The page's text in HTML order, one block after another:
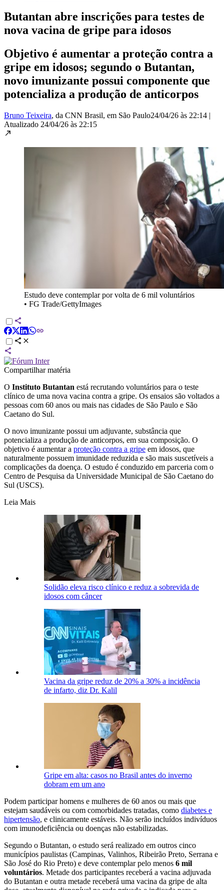
Butantan abre inscrições para testes de
nova vacina de gripe para idosos
Objetivo é aumentar a proteção contra a
gripe em idosos; segundo o Butantan,
novo imunizante possui componente que
potencializa a produção de anticorpos
Bruno Teixeira, da CNN Brasil, em São Paulo24/04/26 às 22:14 |
Atualizado 24/04/26 às 22:15
Estudo deve contemplar por volta de 6 mil voluntários
• FG Trade/GettyImages
Compartilhar matéria
O Instituto Butantan está recrutando voluntários para o teste
clínico de uma nova vacina contra a gripe. Os ensaios são voltados a
pessoas com 60 anos ou mais nas cidades de São Paulo e São
Caetano do Sul.
O novo imunizante possui um adjuvante, substância que
potencializa a produção de anticorpos, em sua composição. O
objetivo é aumentar a proteção contra a gripe em idosos, que
naturalmente possuem imunidade reduzida e são mais suscetíveis a
complicações da doença. O estudo é conduzido em parceria com o
Centro de Pesquisa da Universidade Municipal de São Caetano do
Sul (USCS).
Leia Mais
Solidão eleva risco clínico e reduz a sobrevida de
idosos com câncer
Vacina da gripe reduz de 20% a 30% a incidência
de infarto, diz Dr. Kalil
Gripe em alta: casos no Brasil antes do inverno
dobram em um ano
Podem participar homens e mulheres de 60 anos ou mais que
estejam saudáveis ou com comorbidades tratadas, como diabetes e
hipertensão, e clinicamente estáveis. Não serão incluídos indivíduos
com imunodeficiência ou doenças não estabilizadas.
Segundo o Butantan, o estudo será realizado em outros cinco
municípios paulistas (Campinas, Valinhos, Ribeirão Preto, Serrana e
São José do Rio Preto) e deve contemplar pelo menos 6 mil
voluntários. Metade dos participantes receberá a vacina adjuvada
do Butantan e outra metade receberá uma vacina da gripe de alta